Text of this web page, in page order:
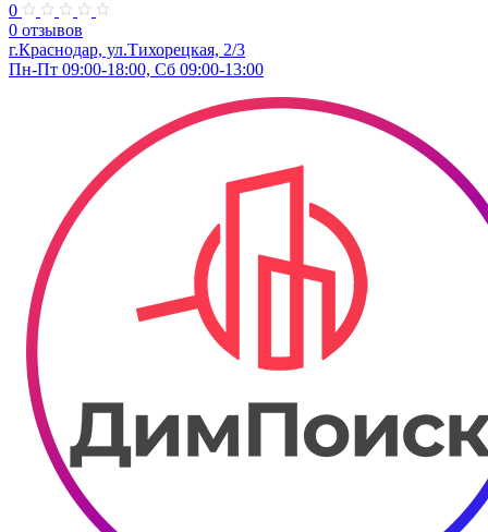
0
0 отзывов
г.Краснодар, ул.Тихорецкая, 2/3
Пн-Пт 09:00-18:00, Сб 09:00-13:00